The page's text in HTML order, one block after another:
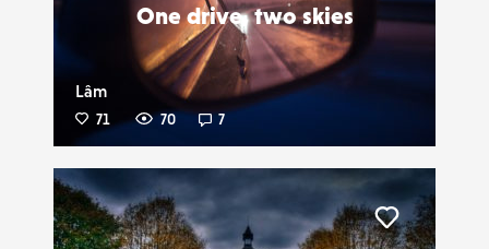
One drive, two skies
Lâm
71 70 7
Liker